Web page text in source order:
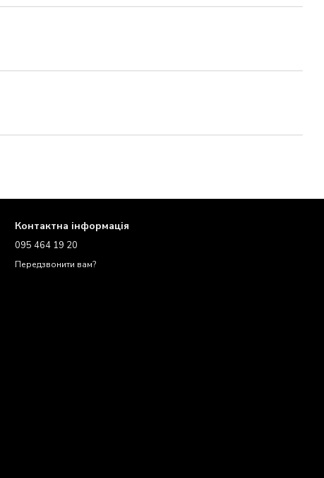
Контактна інформація
095 464 19 20
Передзвонити вам?